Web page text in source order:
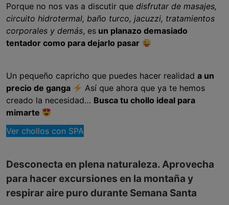
Porque no nos vas a discutir que disfrutar de masajes,
circuito hidrotermal, baño turco, jacuzzi, tratamientos
corporales y demás, es un planazo demasiado
tentador como para dejarlo pasar
Un pequeño capricho que puedes hacer realidad a un
precio de ganga
Así que ahora que ya te hemos
creado la necesidad… Busca tu chollo ideal para
mimarte
Ver chollos con SPA
Desconecta en plena naturaleza. Aprovecha
para hacer excursiones en la montaña y
respirar aire puro durante Semana Santa